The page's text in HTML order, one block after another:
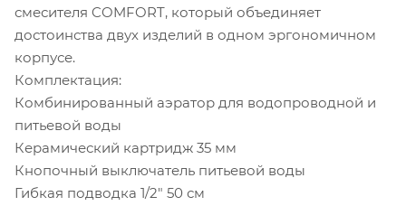
смесителя COMFORT, который объединяет
достоинства двух изделий в одном эргономичном
корпусе.
Комплектация:
Комбинированный аэратор для водопроводной и
питьевой воды
Керамический картридж 35 мм
Кнопочный выключатель питьевой воды
Гибкая подводка 1/2" 50 см